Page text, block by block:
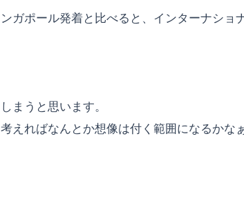
ガポール発着と比べると、インターナショ
まうと思います。
えればなんとか想像は付く範囲になるかな